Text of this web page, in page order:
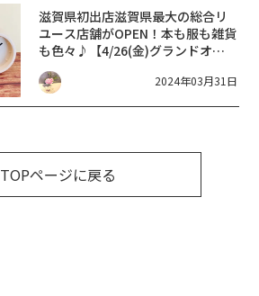
滋賀県初出店滋賀県最大の総合リ
ユース店舗がOPEN！本も服も雑貨
も色々♪【4/26(金)グランドオー
プン】BOOKOFF SUPER BAZAAR
エディオン大津店
2024年03月31日
TOPページに戻る